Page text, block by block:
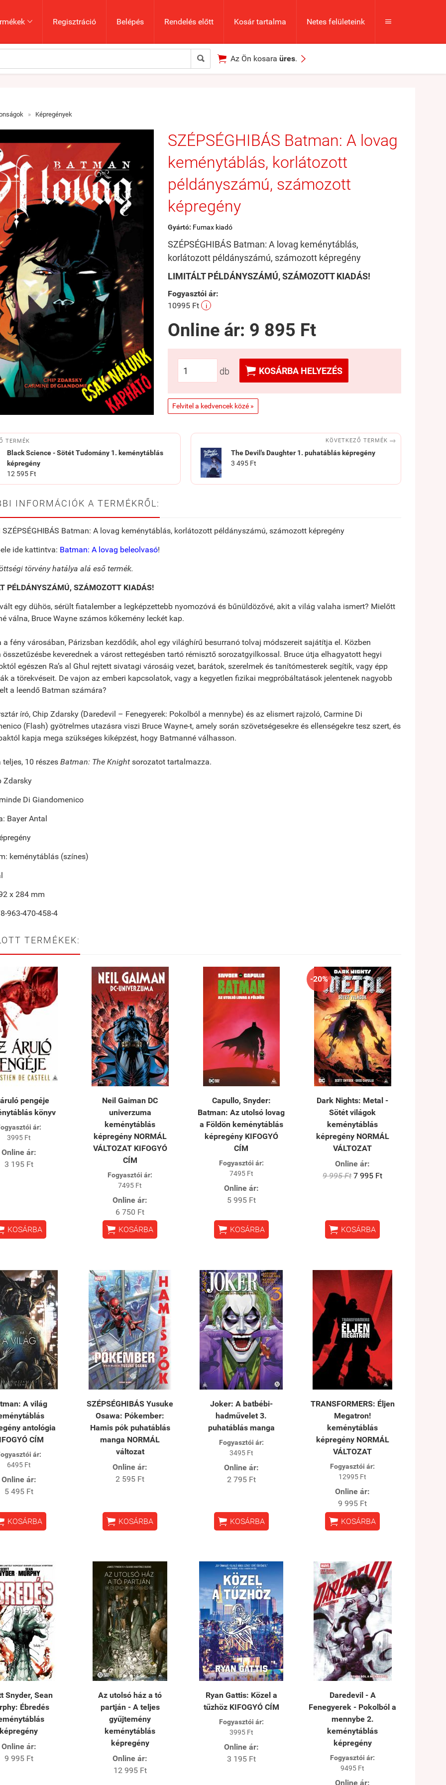
 Regisztráció Belépés Rendelés előtt Kosár tartalma Netes felületeink 
  Az Ön kosara üres. 
» Képregények
SZÉPSÉGHIBÁS Batman: A lovag
keménytáblás, korlátozott
példányszámú, számozott
képregény
Gyártó: Fumax kiadó
SZÉPSÉGHIBÁS Batman: A lovag keménytáblás,
korlátozott példányszámú, számozott képregény
LIMITÁLT PÉLDÁNYSZÁMÚ, SZÁMOZOTT KIADÁS!
Fogyasztói ár:
10995 Ft
i
Online ár: 9 895 Ft
db  KOSÁRBA HELYEZÉS
Felvitel a kedvencek közé »
TERMÉK
Black Science - Sötét Tudomány 1. keménytáblás
képregény
12 595 Ft
KÖVETKEZŐ TERMÉK 
The Devil's Daughter 1. puhatáblás képregény
3 495 Ft
INFORMÁCIÓK A TERMÉKRŐL:
SZÉPSÉGHIBÁS Batman: A lovag keménytáblás, korlátozott példányszámú, számozott képregény
ide kattintva: Batman: A lovag beleolvasó!
törvény hatálya alá eső termék.
PÉLDÁNYSZÁMÚ, SZÁMOZOTT KIADÁS!
egy dühös, sérült fiatalember a legképzettebb nyomozóvá és bűnüldözővé, akit a világ valaha ismert? Mielőtt
válna, Bruce Wayne számos kőkemény leckét kap.
a fény városában, Párizsban kezdődik, ahol egy világhírű besurranó tolvaj módszereit sajátítja el. Közben
összetűzésbe keverednek a várost rettegésben tartó rémisztő sorozatgyilkossal. Bruce útja elhagyatott hegyi
egészen Ra’s al Ghul rejtett sivatagi városáig vezet, barátok, szerelmek és tanítómesterek segítik, vagy épp
a törekvéseit. De vajon az emberi kapcsolatok, vagy a kegyetlen fizikai megpróbáltatások jelentenek nagyobb
a leendő Batman számára?
író, Chip Zdarsky (Daredevil – Fenegyerek: Pokolból a mennybe) és az elismert rajzoló, Carmine Di
(Flash) gyötrelmes utazásra viszi Bruce Wayne-t, amely során szövetségesekre és ellenségekre tesz szert, és
kapja mega szükséges kiképzést, hogy Batmanné válhasson.
teljes, 10 részes Batman: The Knight sorozatot tartalmazza.
Zdarsky
Di Giandomenico
Bayer Antal
keménytáblás (színes)
x 284 mm
963-470-458-4
TERMÉKEK:
pengéje
könyv
ár:
3995 Ft
Online ár:
3 195 Ft
KOSÁRBA
Neil Gaiman DC
univerzuma
keménytáblás
képregény NORMÁL
VÁLTOZAT KIFOGYÓ
CÍM
Fogyasztói ár:
7495 Ft
Online ár:
6 750 Ft
 KOSÁRBA
Capullo, Snyder:
Batman: Az utolsó lovag
a Földön keménytáblás
képregény KIFOGYÓ
CÍM
Fogyasztói ár:
7495 Ft
Online ár:
5 995 Ft
 KOSÁRBA
-20%
Dark Nights: Metal -
Sötét világok
keménytáblás
képregény NORMÁL
VÁLTOZAT
Online ár:
9 995 Ft 7 995 Ft
 KOSÁRBA
A világ
antológia
CÍM
ár:
6495 Ft
Online ár:
5 495 Ft
KOSÁRBA
SZÉPSÉGHIBÁS Yusuke
Osawa: Pókember:
Hamis pók puhatáblás
manga NORMÁL
változat
Online ár:
2 595 Ft
 KOSÁRBA
Joker: A batbébi-
hadművelet 3.
puhatáblás manga
Fogyasztói ár:
3495 Ft
Online ár:
2 795 Ft
 KOSÁRBA
TRANSFORMERS: Éljen
Megatron!
keménytáblás
képregény NORMÁL
VÁLTOZAT
Fogyasztói ár:
12995 Ft
Online ár:
9 995 Ft
 KOSÁRBA
Snyder, Sean
Ébredés
képregény
Online ár:
9 995 Ft
Az utolsó ház a tó
partján - A teljes
gyűjtemény
keménytáblás
képregény
Online ár:
12 995 Ft
Ryan Gattis: Közel a
tűzhöz KIFOGYÓ CÍM
Fogyasztói ár:
3995 Ft
Online ár:
3 195 Ft
Daredevil - A
Fenegyerek - Pokolból a
mennybe 2.
keménytáblás
képregény
Fogyasztói ár:
9495 Ft
Online ár: